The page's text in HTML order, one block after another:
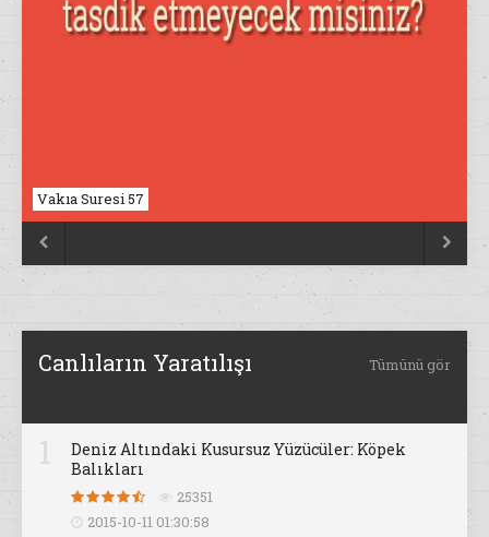
Nahl Suresi 17
 
Canlıların Yaratılışı Tümünü gör
Deniz Altındaki Kusursuz Yüzücüler: Köpek
Balıkları
25351
2015-10-11 01:30:58